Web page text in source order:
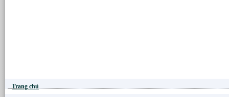
Trang chủ